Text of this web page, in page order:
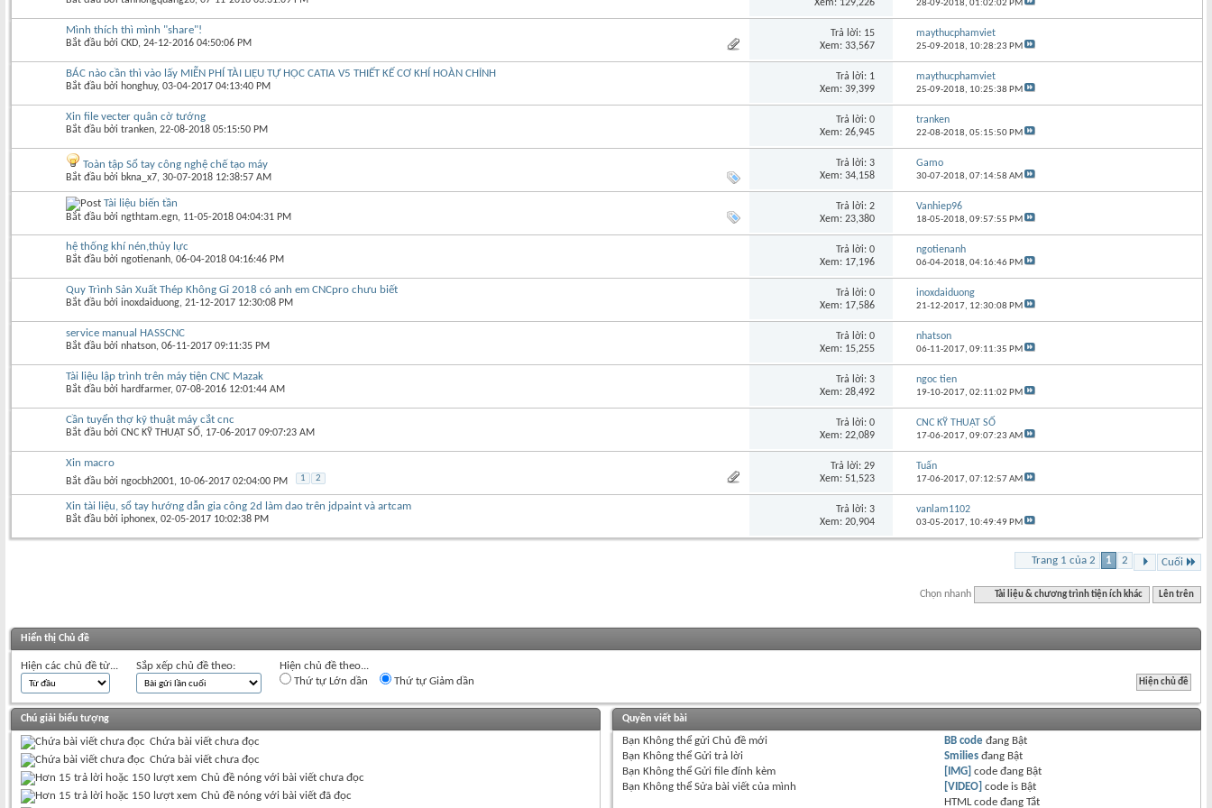
Xem: 129,226 28-09-2018,01:02:02 PM
Mình thích thì mình "share"!
Bắt đầu bởi CKD‎, 24-12-2016 04:50:06 PM
Trả lời: 15
Xem: 33,567
maythucphamviet
25-09-2018, 10:28:23 PM
BÁC nào cần thì vào lấy MIỄN PHÍ TÀI LIỆU TỰ HỌC CATIA V5 THIẾT KẾ CƠ KHÍ HOÀN CHỈNH
Bắt đầu bởi honghuy‎, 03-04-2017 04:13:40 PM
Trả lời: 1
Xem: 39,399
maythucphamviet
25-09-2018, 10:25:38 PM
Xin file vecter quân cờ tướng
Bắt đầu bởi tranken‎, 22-08-2018 05:15:50 PM
Trả lời: 0
Xem: 26,945
tranken
22-08-2018,05:15:50 PM
Toàn tập Sổ tay công nghệ chế tạo máy
Bắt đầu bởi bkna_x7‎, 30-07-2018 12:38:57 AM
Trả lời: 3
Xem: 34,158
Gamo
30-07-2018,07:14:58 AM
Tài liệu biến tần
Bắt đầu bởi ngthtam.egn‎, 11-05-2018 04:04:31 PM
Trả lời: 2
Xem: 23,380
Vanhiep96
18-05-2018,09:57:55 PM
hệ thống khí nén,thủy lực
Bắt đầu bởi ngotienanh‎, 06-04-2018 04:16:46 PM
Trả lời: 0
Xem: 17,196
ngotienanh
06-04-2018,04:16:46 PM
Quy Trình Sản Xuất Thép Không Gỉ 2018 có anh em CNCpro chưu biết
Bắt đầu bởi inoxdaiduong‎, 21-12-2017 12:30:08 PM
Trả lời: 0
Xem: 17,586
inoxdaiduong
21-12-2017, 12:30:08 PM
service manual HASSCNC
Bắt đầu bởi nhatson‎, 06-11-2017 09:11:35 PM
Trả lời: 0
Xem: 15,255
nhatson
06-11-2017,09:11:35 PM
Tài liệu lập trình trên máy tiện CNC Mazak
Bắt đầu bởi hardfarmer‎, 07-08-2016 12:01:44 AM
Trả lời: 3
Xem: 28,492
ngoc tien
19-10-2017,02:11:02 PM
Cần tuyển thợ kỹ thuật máy cắt cnc
Bắt đầu bởi CNC KỸ THUẬT SỐ‎, 17-06-2017 09:07:23 AM
Trả lời: 0
Xem: 22,089
CNC KỸ THUẬT SỐ
17-06-2017,09:07:23 AM
Xin macro
Bắt đầu bởi ngocbh2001‎, 10-06-2017 02:04:00 PM 1 2
Trả lời: 29
Xem: 51,523
Tuấn
17-06-2017,07:12:57 AM
Xin tài liệu, sổ tay hướng dẫn gia công 2d làm dao trên jdpaint và artcam
Bắt đầu bởi iphonex‎, 02-05-2017 10:02:38 PM
Trả lời: 3
Xem: 20,904
vanlam1102
03-05-2017, 10:49:49 PM
Trang 1 của 2 1 2 Cuối
Chọn nhanh Tài liệu & chương trình tiện ích khác Lên trên
Hiển thị Chủ đề
Hiện các chủ đề từ... Sắp xếp chủ đề theo:
Hiện chủ đề theo...
Thứ tự Lớn dần
Thứ tự Giảm dần
Chú giải biểu tượng
Chứa bài viết chưa đọc
Chứa bài viết chưa đọc
Chủ đề nóng với bài viết chưa đọc
Chủ đề nóng với bài viết đã đọc
Quyền viết bài
Bạn Không thểgửi Chủ đề mới
Bạn Không thểGửi trả lời
Bạn Không thểGửi file đính kèm
Bạn Không thểSửa bài viết của mình
BB code đang Bật
Smilies đang Bật
[IMG] code đang Bật
[VIDEO] code is Bật
HTML code đangTắt